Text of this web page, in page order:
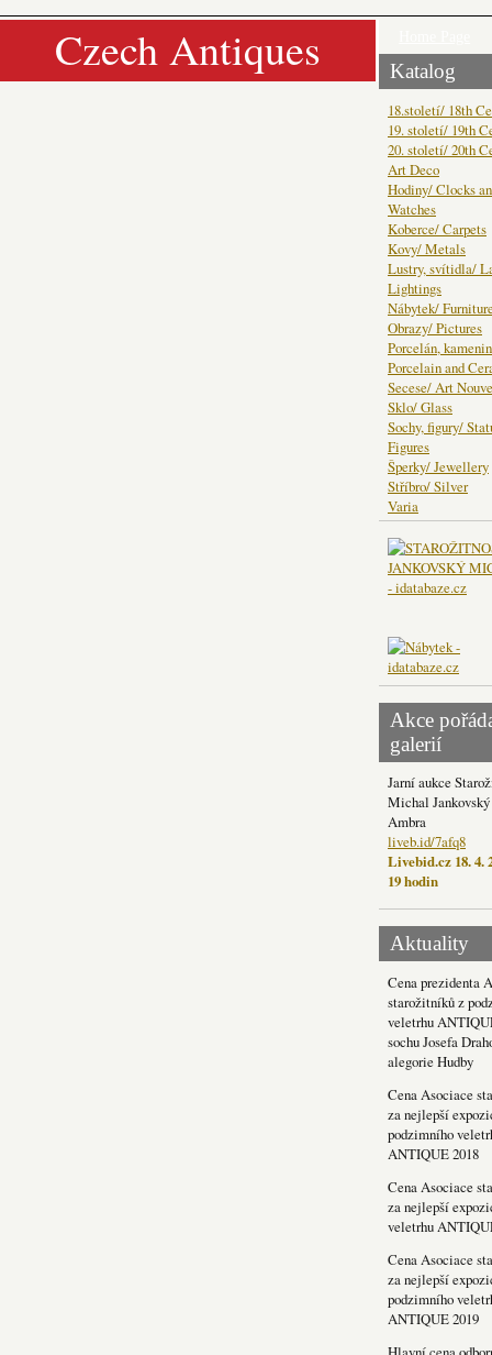
Czech Antiques Katalog
18.století/ 18th
19. století/ 19th
20. století/ 20th
Art Deco
Hodiny/ Clocks
Watches
Koberce/ Carpets
Kovy/ Metals
Lustry, svítidla/
Lightings
Nábytek/
Obrazy/ Pictures
Porcelán,
Porcelain and
Secese/ Art
Sklo/ Glass
Sochy, figury/
Figures
Šperky/ Jewellery
Stříbro/ Silver
Varia
Akce
galerií
Jarní aukce
Michal
Ambra
liveb.id/7afq8
Livebid.cz 18. 4.
19 hodin
Aktuality
Cena prezidenta
starožitníků z
veletrhu
sochu Josefa
alegorie Hudby
Cena Asociace
za nejlepší
podzimního
ANTIQUE 2018
Cena Asociace
za nejlepší
veletrhu
Cena Asociace
za nejlepší
podzimního
ANTIQUE 2019